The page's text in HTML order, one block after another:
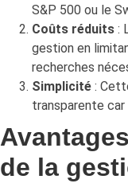
S&P 500 ou le
Coûts réduits :
gestion en
recherches
Simplicité :
transparente car
de la